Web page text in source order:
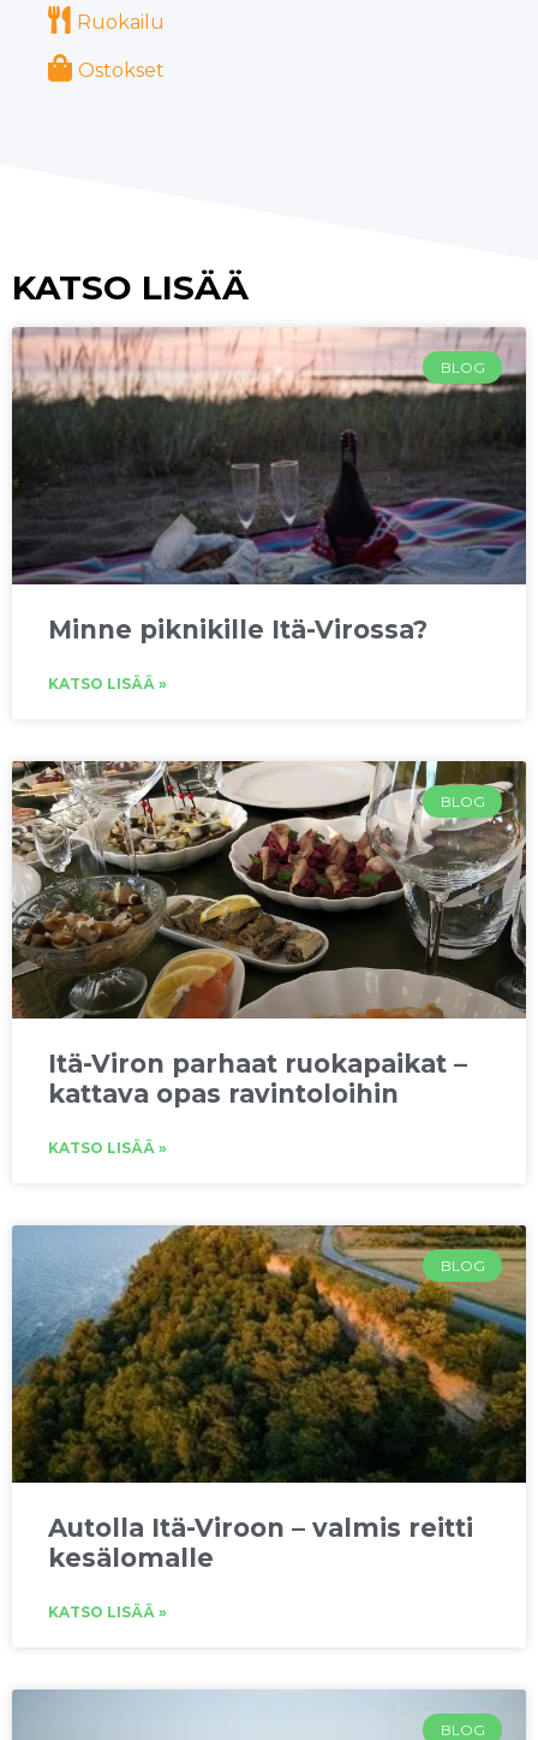
Ruokailu
Ostokset
KATSO LISÄÄ
BLOG
Minne piknikille Itä-Virossa?
KATSO LISÄÄ »
BLOG
Itä-Viron parhaat ruokapaikat –
kattava opas ravintoloihin
KATSO LISÄÄ »
BLOG
Autolla Itä-Viroon – valmis reitti
kesälomalle
KATSO LISÄÄ »
BLOG